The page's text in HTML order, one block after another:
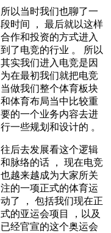
所以当时我们也聊了一
段时间 ， 最后就以这样
合作和投资的方式进入
到了电竞的行业 。 所以
其实我们进入电竞是因
为在最初我们就把电竞
当做我们整个体育板块
和体育布局当中比较重
要的一个业务内容去进
行一些规划和设计的 。
往后去发展看这个逻辑
和脉络的话 ， 现在电竞
也越来越成为大家所关
注的一项正式的体育运
动了 ， 包括我们现在正
式的亚运会项目 ，以及
已经官宣的这个奥运会